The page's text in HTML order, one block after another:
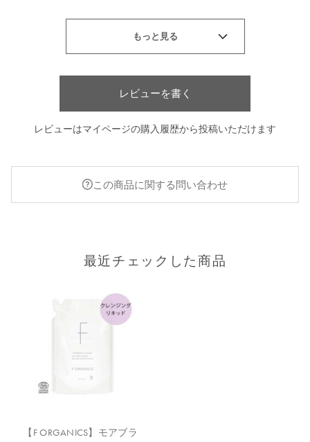
レビューを書く
レビューはマイページの購入履歴から投稿いただけます
この商品に関する問い合わせ
最近チェックした商品
【F ORGANICS】モアブラ